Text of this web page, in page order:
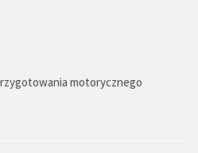
motorycznego